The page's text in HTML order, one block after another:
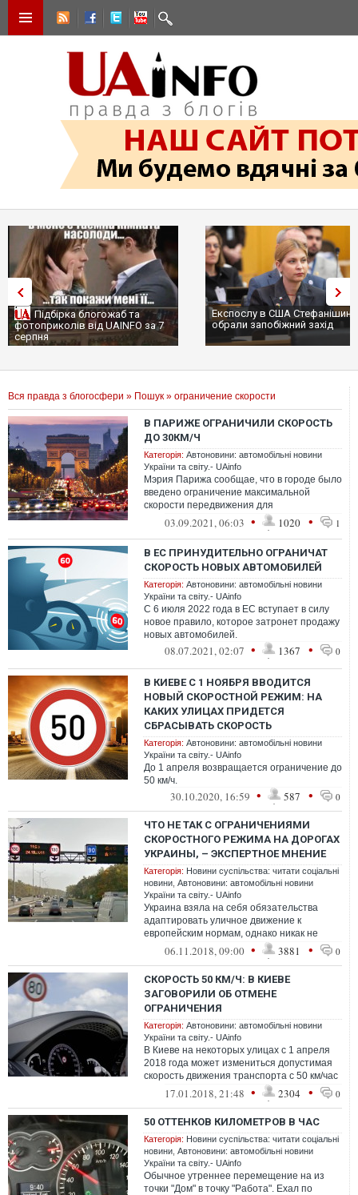
Підбірка блогожаб та
фотоприколів від UAINFO за 7
серпня
Експослу в США
обрали запобіжний захід
Вся правда з блогосфери » Пошук » ограничение скорости
В ПАРИЖЕ ОГРАНИЧИЛИ СКОРОСТЬ
ДО 30КМ/Ч
Категорія: Автоновини: автомобільні новини
України та світу.- UAinfo
Мэрия Парижа сообщае, что в городе было
введено ограничение максимальной
скорости передвижения для
автотранспортных средств. Теперь в
Париже запрещено...
03.09.2021, 06:03 • 1020 • 1
В ЕС ПРИНУДИТЕЛЬНО ОГРАНИЧАТ
СКОРОСТЬ НОВЫХ АВТОМОБИЛЕЙ
Категорія: Автоновини: автомобільні новини
України та світу.- UAinfo
С 6 июля 2022 года в ЕС вступает в силу
новое правило, которое затронет продажу
новых автомобилей.
08.07.2021, 02:07 • 1367 • 0
В КИЕВЕ С 1 НОЯБРЯ ВВОДИТСЯ
НОВЫЙ СКОРОСТНОЙ РЕЖИМ: НА
КАКИХ УЛИЦАХ ПРИДЕТСЯ
СБРАСЫВАТЬ СКОРОСТЬ
Категорія: Автоновини: автомобільні новини
України та світу.- UAinfo
До 1 апреля возвращается ограничение до
50 км/ч.
30.10.2020, 16:59 • 587 • 0
ЧТО НЕ ТАК С ОГРАНИЧЕНИЯМИ
СКОРОСТНОГО РЕЖИМА НА ДОРОГАХ
УКРАИНЫ, – ЭКСПЕРТНОЕ МНЕНИЕ
Категорія: Новини суспільства: читати соціальні
новини Автоновини: автомобільні новини
України та світу.- UAinfo
Украина взяла на себя обязательства
адаптировать уличное движение к
европейским нормам, однако никак не
откажется от стереотипов.
06.11.2018, 09:00 • 3881 • 0
СКОРОСТЬ 50 КМ/Ч: В КИЕВЕ
ЗАГОВОРИЛИ ОБ ОТМЕНЕ
ОГРАНИЧЕНИЯ
Категорія: Автоновини: автомобільні новини
України та світу.- UAinfo
В Киеве на некоторых улицах с 1 апреля
2018 года может измениться допустимая
скорость движения транспорта с 50 км/час
до 80 км/час.
17.01.2018, 21:48 • 2304 • 0
50 ОТТЕНКОВ КИЛОМЕТРОВ В ЧАС
Категорія: Новини суспільства: читати соціальні
новини Автоновини: автомобільні новини
України та світу.- UAinfo
Обычное утреннее перемещение на из
точки "Дом" в точку "Работа". Ехал по